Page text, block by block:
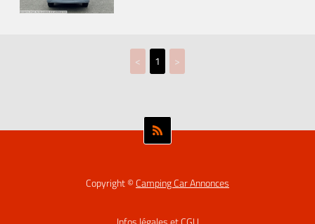
< 1 >
Copyright ©Camping Car Annonces